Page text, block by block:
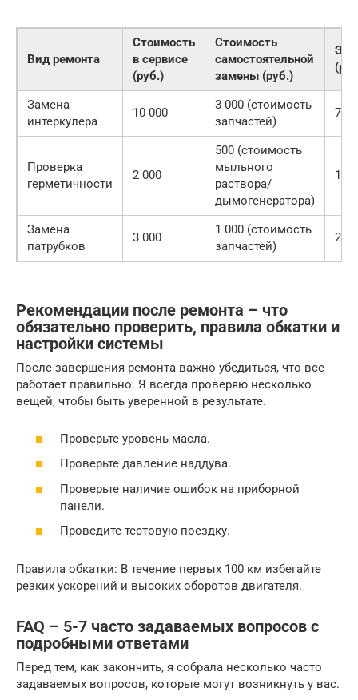
Вид ремонта
Стоимость
в сервисе
(руб.)
Стоимость
самостоятельной
замены (руб.)
Замена
интеркулера
10 000
3 000 (стоимость
запчастей)
7
Проверка
герметичности
2 000
500 (стоимость
мыльного
раствора/
дымогенератора)
1
Замена
патрубков
3 000
1 000 (стоимость
запчастей)
2
Рекомендации после ремонта – что
обязательно проверить, правила обкатки и
настройки системы
После завершения ремонта важно убедиться, что все
работает правильно. Я всегда проверяю несколько
вещей, чтобы быть уверенной в результате.
Проверьте уровень масла.
Проверьте давление наддува.
Проверьте наличие ошибок на приборной
панели.
Проведите тестовую поездку.
Правила обкатки: В течение первых 100 км избегайте
резких ускорений и высоких оборотов двигателя.
FAQ – 5-7 часто задаваемых вопросов с
подробными ответами
Перед тем, как закончить, я собрала несколько часто
задаваемых вопросов, которые могут возникнуть у вас.